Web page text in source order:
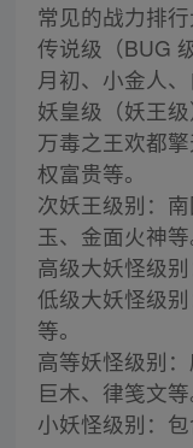
常见的战力排行
传说级（BUG
月初、小金人、
妖皇级（妖王
万毒之王欢都
权富贵等。
次妖王级别：
玉、金面火神等
高级大妖怪级
低级大妖怪级
等。
高等妖怪级别
巨木、律笺文等
小妖怪级别：包